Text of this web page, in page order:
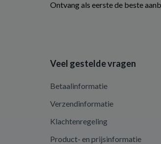
Ontvang als eerste de beste
Veel gestelde vragen
Betaalinformatie
Verzendinformatie
Klachtenregeling
Product- en prijsinformatie